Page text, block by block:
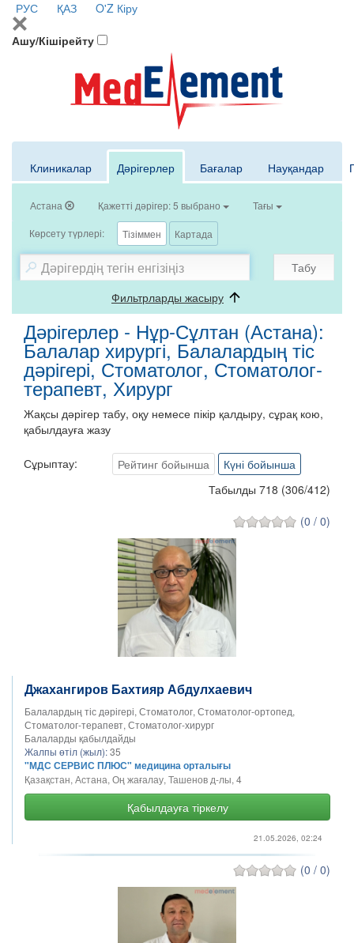
РУС ҚАЗ O'Z Кіру
Ашу/Кішірейту
Клиникалар Дәрігерлер Бағалар Науқандар
Астана Қажетті дәрігер: 5 выбрано Тағы
Көрсету түрлері: Тізіммен Картада
Табу
Фильтрларды жасыру
Дәрігерлер - Нұр-Сұлтан (Астана):
Балалар хирургі, Балалардың тіс
дәрігері, Стоматолог, Стоматолог-
терапевт, Хирург
Жақсы дәрігер табу, оқу немесе пікір қалдыру, сұрақ кою,
қабылдауға жазу
Сұрыптау: Рейтинг бойынша
Күні бойынша
Табылды 718 (306/412)
(0 / 0)
Джахангиров Бахтияр Абдулхаевич
Балалардың тіс дәрігері, Стоматолог, Стоматолог-ортопед,
Стоматолог-терапевт, Стоматолог-хирург
Балаларды қабылдайды
Жалпы өтіл (жыл):35
"МДС СЕРВИС ПЛЮС" медицина орталығы
Қазақстан, Астана, Оң жағалау, Ташенов д-лы, 4
Қабылдауға тіркелу
21.05.2026, 02:24
(0 / 0)